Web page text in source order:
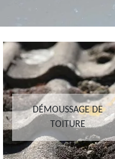
DÉMOUSSAGE DE
TOITURE